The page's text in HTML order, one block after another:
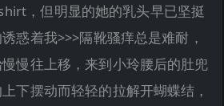
，但明显的她的乳头早已坚挺
惑着我>>>隔靴骚痒总是难耐，
慢往上移，来到小玲腰后的肚兜
下摆动而轻轻的拉解开蝴蝶结，